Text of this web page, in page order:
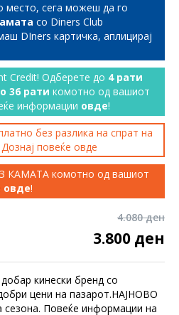
место, сега можеш да го
со Diners Club
DIners картичка, аплицирај
Credit! Одберете до 4 рати
36 рати комотно од вашиот
информации овде!
без разлика на спрат на
повеќе овде
КАМАТА комотно од вашиот
овде!
4.080 ден
3.800 ден
кинески бренд со
цени на пазарот.НАЈНОВО
Повеќе информации на